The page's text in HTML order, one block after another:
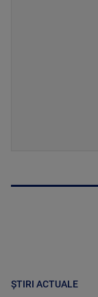
ȘTIRI ACTUALE